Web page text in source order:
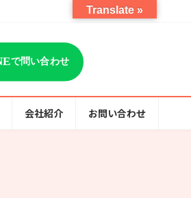
会社紹介 お問い合わせ
Translate »